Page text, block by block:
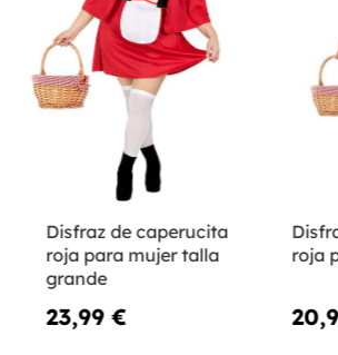
Disfraz de caperucita
roja para mujer talla
grande
23,99 €
roja